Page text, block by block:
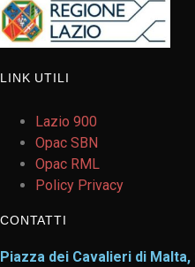
LINK UTILI
Lazio 900
Opac SBN
Opac RML
Policy Privacy
CONTATTI
Piazza dei Cavalieri di Malta,